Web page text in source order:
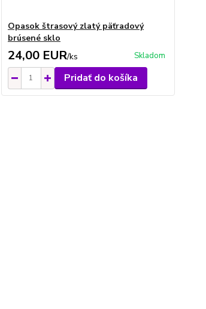
Opasok štrasový zlatý päťradový
brúsené sklo
24,00 EUR/ks Skladom
Pridať do košíka